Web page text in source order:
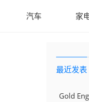
汽车 家
最近发表
Gold